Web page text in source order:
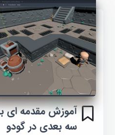
آموزش مقدمه ای
سه بعدی در گودو